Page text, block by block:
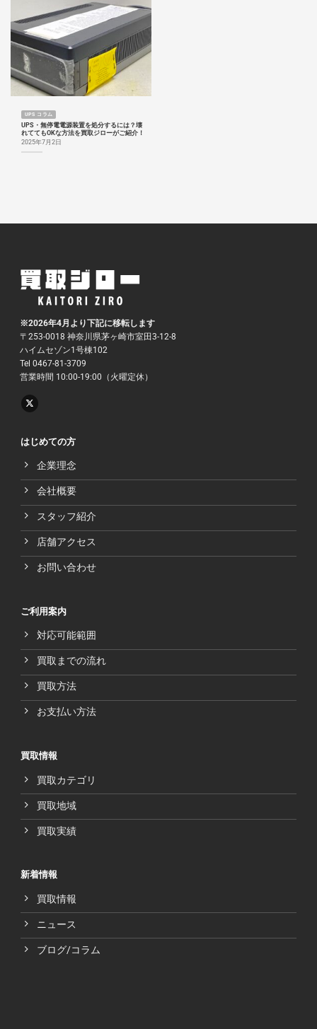
UPS コラム
UPS・無停電電源装置を処分するには？壊
れててもOKな方法を買取ジローがご紹介！
2025年7月2日
※2026年4月より下記に移転します
〒253-0018 神奈川県茅ヶ崎市室田3-12-8
ハイムセゾン1号棟102
Tel 0467-81-3709
営業時間 10:00-19:00（火曜定休）
はじめての方
企業理念
会社概要
スタッフ紹介
店舗アクセス
お問い合わせ
ご利用案内
対応可能範囲
買取までの流れ
買取方法
お支払い方法
買取情報
買取カテゴリ
買取地域
買取実績
新着情報
買取情報
ニュース
ブログ/コラム